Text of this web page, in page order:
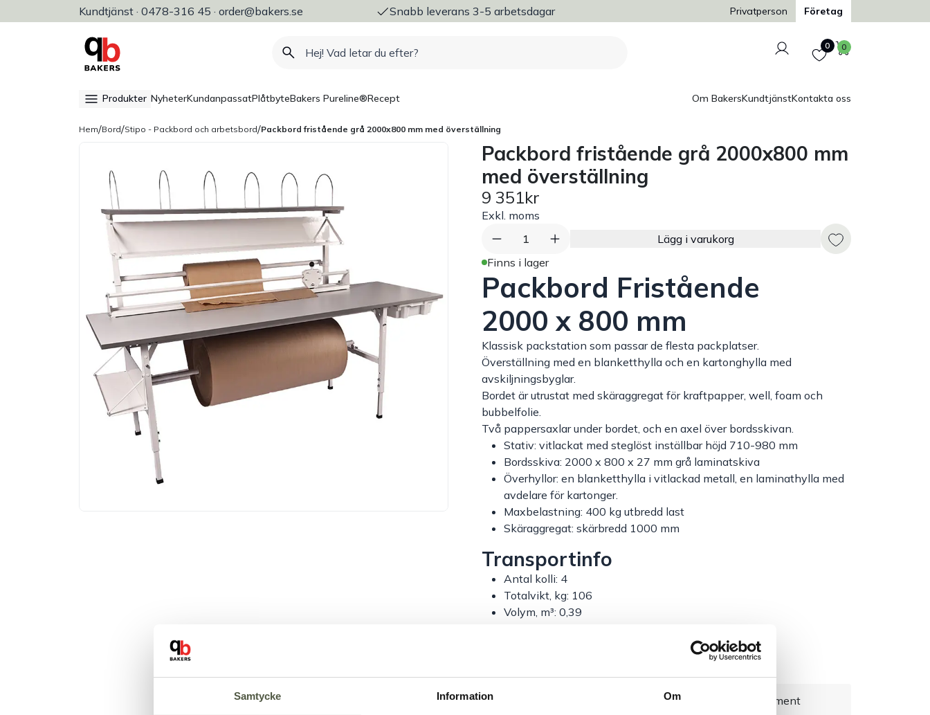
Samtycke Information Om
Kundtjänst · 0478-316 45 · order@bakers.se
Allt för bageri, konditori & restaurang Snabb leverans 3-5 arbetsdagar Trygg och säker betalning
Privatperson Företag
Logga in
Favoriter
0 Varukorg
0
Produkter NyheterKundanpassatPlåtbyteBakers Pureline®Recept Om BakersKundtjänstKontakta oss
Hem/Bord/Stipo - Packbord och arbetsbord/Packbord fristående grå 2000x800 mm med överställning
Packbord fristående grå 2000x800 mm
med överställning
9 351kr
Exkl. moms
1
Lägg i varukorg
Finns i lager
Packbord Fristående
2000 x 800 mm
Klassisk packstation som passar de flesta packplatser.
Överställning med en blanketthylla och en kartonghylla med
avskiljningsbyglar.
Bordet är utrustat med skäraggregat för kraftpapper, well, foam och
bubbelfolie.
Två pappersaxlar under bordet, och en axel över bordsskivan.
Stativ: vitlackat med steglöst inställbar höjd 710-980 mm
Bordsskiva: 2000 x 800 x 27 mm grå laminatskiva
Överhyllor: en blanketthylla i vitlackad metall, en laminathylla med
avdelare för kartonger.
Maxbelastning: 400 kg utbredd last
Skäraggregat: skärbredd 1000 mm
Transportinfo
Antal kolli: 4
Totalvikt, kg: 106
Volym, m³: 0,39
Leverans 1–3 dagar Brett sortiment